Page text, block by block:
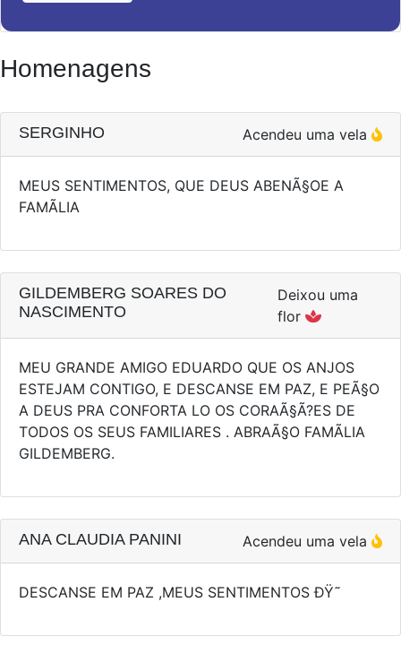
Homenagens
SERGINHO Acendeu uma vela
MEUS SENTIMENTOS, QUE DEUS ABENÃ§OE A
FAMÃ­LIA
GILDEMBERG SOARES DO
NASCIMENTO
Deixou uma
flor
MEU GRANDE AMIGO EDUARDO QUE OS ANJOS
ESTEJAM CONTIGO, E DESCANSE EM PAZ, E PEÃ§O
A DEUS PRA CONFORTA LO OS CORAÃ§Ã?ES DE
TODOS OS SEUS FAMILIARES . ABRAÃ§O FAMÃ­LIA
GILDEMBERG.
ANA CLAUDIA PANINI Acendeu uma vela
DESCANSE EM PAZ ,MEUS SENTIMENTOS ÐŸ˜­